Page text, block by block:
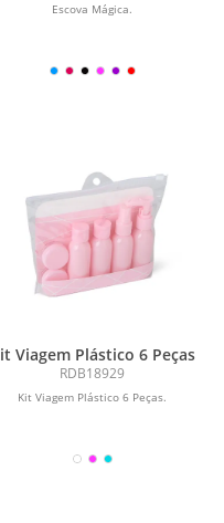
Escova Mágica.
Viagem Plástico 6 Peças
RDB18929
Kit Viagem Plástico 6 Peças.